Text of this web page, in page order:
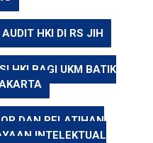
HKI DI RS JIH
HKI BAGI UKM BATIK
DAN PELATIHAN
INTELEKTUAL